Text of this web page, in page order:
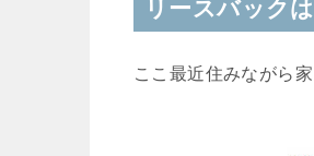
リースバック
ここ最近住みながら